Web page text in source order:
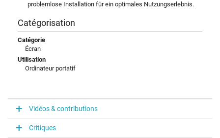
problemlose Installation für ein optimales Nutzungserlebnis.
Catégorisation
Catégorie
Écran
Utilisation
Ordinateur portatif
Vidéos & contributions
Critiques